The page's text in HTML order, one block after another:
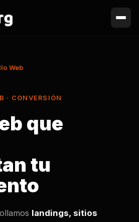
Web
· CONVERSIÓN
que
tu
landings, sitios